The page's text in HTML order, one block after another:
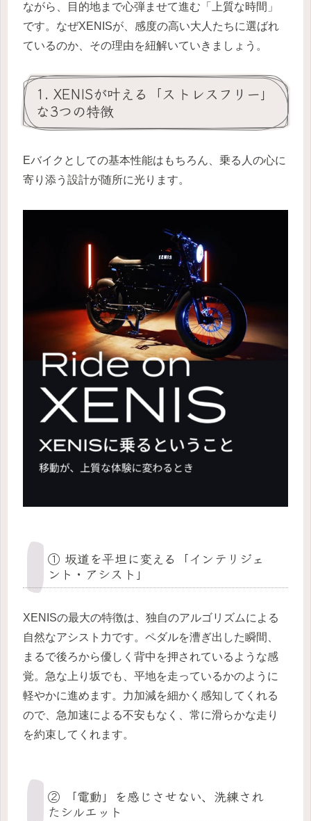
ながら、目的地まで心弾ませて進む「上質な時間」
です。なぜXENISが、感度の高い大人たちに選ばれ
ているのか、その理由を紐解いていきましょう。
1. XENISが叶える「ストレスフリー」
な3つの特徴
Eバイクとしての基本性能はもちろん、乗る人の心に
寄り添う設計が随所に光ります。
① 坂道を平坦に変える「インテリジェ
ント・アシスト」
XENISの最大の特徴は、独自のアルゴリズムによる
自然なアシスト力です。ペダルを漕ぎ出した瞬間、
まるで後ろから優しく背中を押されているような感
覚。急な上り坂でも、平地を走っているかのように
軽やかに進めます。力加減を細かく感知してくれる
ので、急加速による不安もなく、常に滑らかな走り
を約束してくれます。
② 「電動」を感じさせない、洗練され
たシルエット